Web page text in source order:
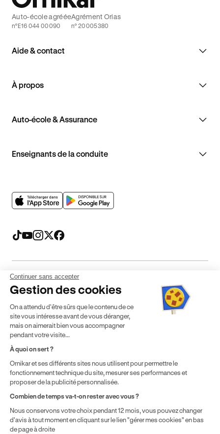
Aide & contact
À propos
Auto-école & Assurance
Enseignants de la conduite
Auto-école agréée
n°E16 044 00090
Agrément Orias
n° 20005380
Mentions légales CGV CGU Politique de confidentialité
* Détail des conditions de nos offres
localisation géographique et du type de formules que vous
achetez comme détaillé dans nosConditions Générales de
Vente.
Continuer sans accepter
Gestion des cookies
On a attendu d'être sûrs que le contenu de ce
site vous intéresse avant de vous déranger,
mais on aimerait bien vous accompagner
pendant votre visite...
À quoi on sert ?
Ornikar et ses différents sites nous utilisent pour permettre le
fonctionnement technique du site, mesurer ses performances et
proposer de la publicité personnalisée.
Combien de temps va-t-on rester avec vous ?
Nous conservons votre choix pendant 12 mois, vous pouvez changer
d'avis à tout moment en cliquant sur le lien "gérer mes cookies" en bas
de page à droite